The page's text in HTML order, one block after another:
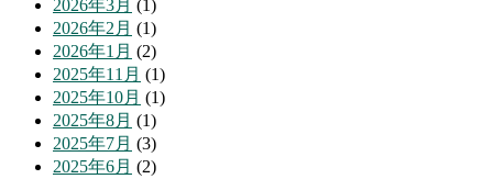
2026年3月 (1)
2026年2月 (1)
2026年1月 (2)
2025年11月 (1)
2025年10月 (1)
2025年8月 (1)
2025年7月 (3)
2025年6月 (2)